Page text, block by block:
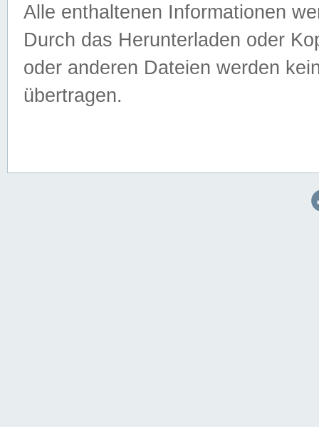
Alle enthaltenen Informationen
Durch das Herunterladen oder
oder anderen Dateien werden
übertragen.